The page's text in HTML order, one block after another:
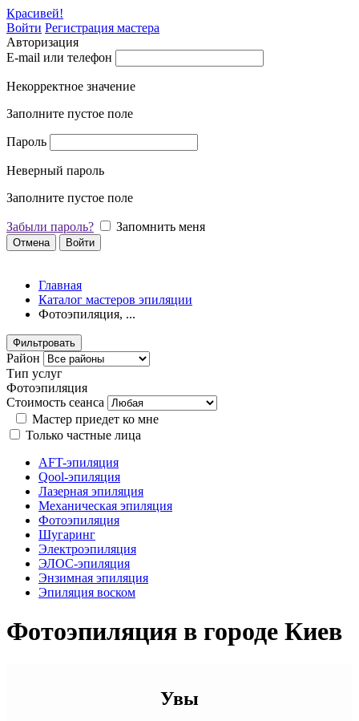
Красивей!
Войти Регистрация мастера
Авторизация
E-mail или телефон
Некорректное значение
Заполните пустое поле
Пароль
Неверный пароль
Заполните пустое поле
Забыли пароль? Запомнить меня
Отмена Войти
Главная
Каталог мастеров эпиляции
Фотоэпиляция, ...
Фильтровать
Район
Тип услуг
Фотоэпиляция
Стоимость сеанса
Мастер приедет ко мне
Только частные лица
AFT-эпиляция
Qool-эпиляция
Лазерная эпиляция
Механическая эпиляция
Фотоэпиляция
Шугаринг
Электроэпиляция
ЭЛОС-эпиляция
Энзимная эпиляция
Эпиляция воском
Фотоэпиляция в городе Киев
Увы